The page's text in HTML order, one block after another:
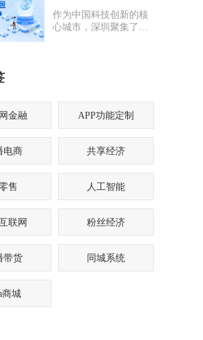
个两难困境：电商APP
开发是否要多做营销功
作为中国科技创新的核
心城市，深圳聚集了海
司时，常常陷入“选择
金融 APP功能定制
电商 共享经济
售 人工智能
联网 粉丝经济
带货 同城系统
商城